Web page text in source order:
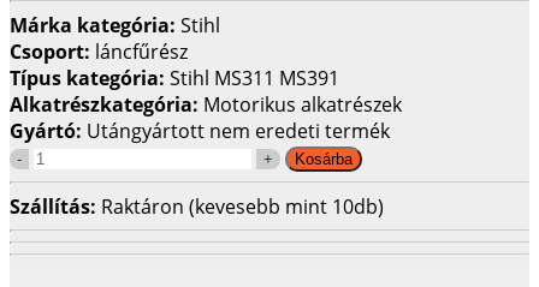
Márka kategória: Stihl
Csoport: láncfűrész
Típus kategória: Stihl MS311 MS391
Alkatrészkategória: Motorikus alkatrészek
Gyártó: Utángyártott nem eredeti termék
Szállítás: Raktáron (kevesebb mint 10db)